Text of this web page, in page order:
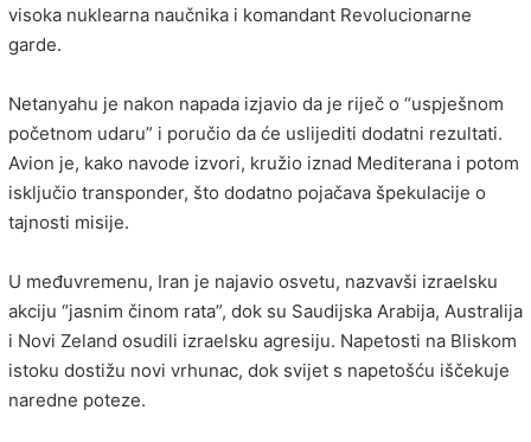
visoka nuklearna naučnika i komandant Revolucionarne
garde.
Netanyahu je nakon napada izjavio da je riječ o “uspješnom
početnom udaru” i poručio da će uslijediti dodatni rezultati.
Avion je, kako navode izvori, kružio iznad Mediterana i potom
isključio transponder, što dodatno pojačava špekulacije o
tajnosti misije.
U međuvremenu, Iran je najavio osvetu, nazvavši izraelsku
akciju “jasnim činom rata”, dok su Saudijska Arabija, Australija
i Novi Zeland osudili izraelsku agresiju. Napetosti na Bliskom
istoku dostižu novi vrhunac, dok svijet s napetošću iščekuje
naredne poteze.